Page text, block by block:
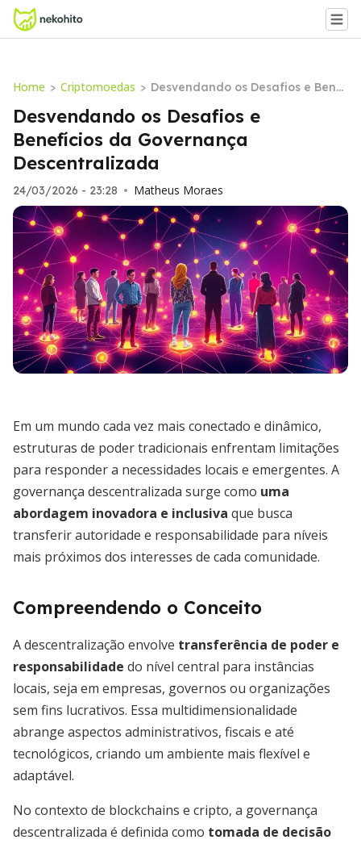
Home > Criptomoedas > Desvendando os Desafios e Benef
ícios da Governança Descentraliz
ada
Desvendando os Desafios e
Benefícios da Governança
Descentralizada
24/03/2026 - 23:28 • Matheus Moraes
Em um mundo cada vez mais conectado e dinâmico,
estruturas de poder tradicionais enfrentam limitações
para responder a necessidades locais e emergentes. A
governança descentralizada surge como uma
abordagem inovadora e inclusiva que busca
transferir autoridade e responsabilidade para níveis
mais próximos dos interesses de cada comunidade.
Compreendendo o Conceito
A descentralização envolve transferência de poder e
responsabilidade do nível central para instâncias
locais, seja em empresas, governos ou organizações
sem fins lucrativos. Essa multidimensionalidade
abrange aspectos administrativos, fiscais e até
tecnológicos, criando um ambiente mais flexível e
adaptável.
No contexto de blockchains e cripto, a governança
descentralizada é definida como tomada de decisão